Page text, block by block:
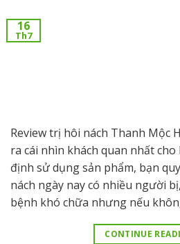
16
Th7
Review trị hôi nách Thanh Mộc
ra cái nhìn khách quan nhất
định sử dụng sản phẩm, bạn
nách ngày nay có nhiều người
bệnh khó chữa nhưng nếu
CONTINUE